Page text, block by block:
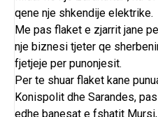
qene nje shkendije elektrike.
Me pas flaket e zjarrit jane
nje biznesi tjeter qe
fjetjeje per punonjesit.
Per te shuar flaket kane
Konispolit dhe Sarandes,
edhe banesat e fshatit